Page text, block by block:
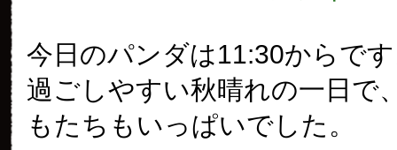
今日のパンダは11:30からで
過ごしやすい秋晴れの一日で
もたちもいっぱいでした。